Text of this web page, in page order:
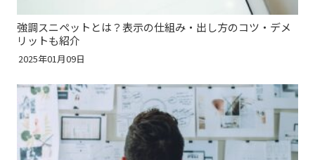
強調スニペットとは？表示の仕組み・出し方のコツ・デメ
リットも紹介
2025年01月09日